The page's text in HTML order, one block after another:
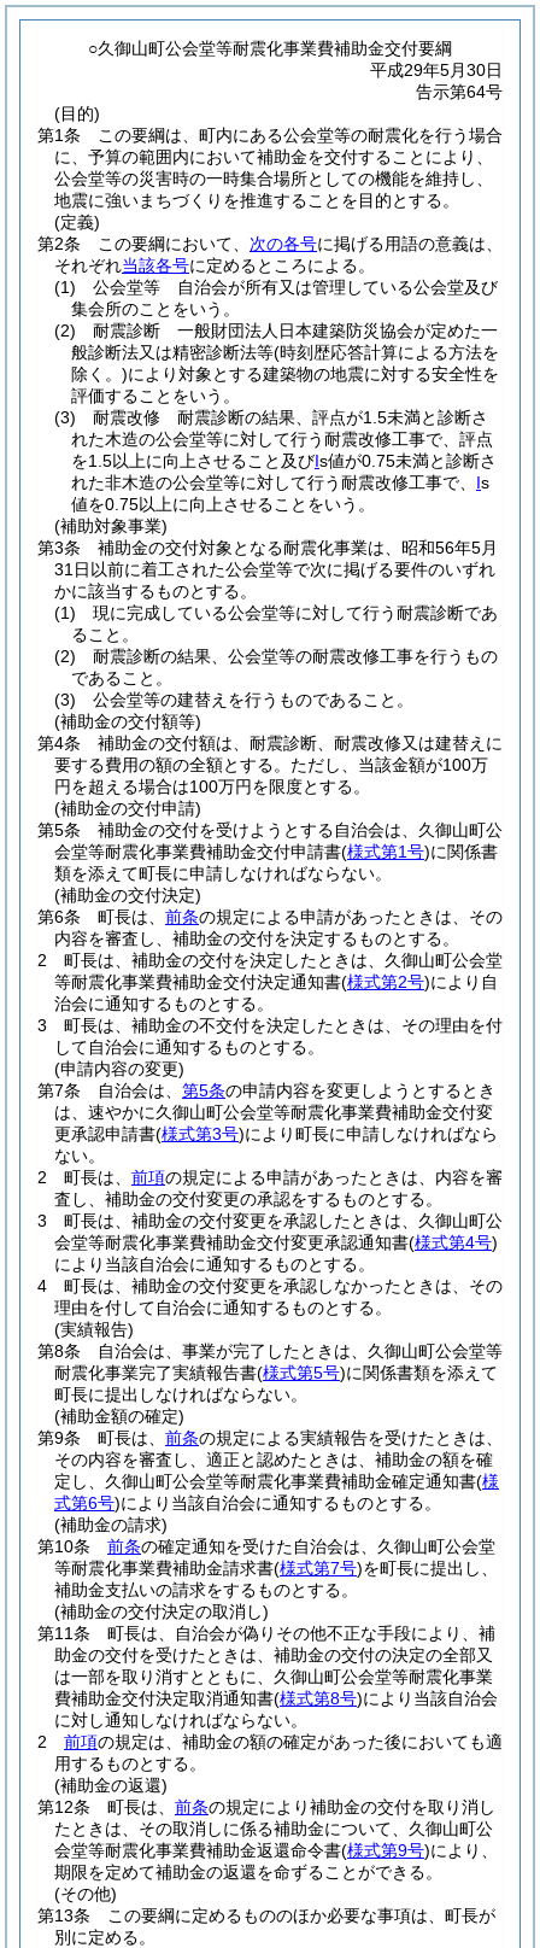
○久御山町公会堂等耐震化事業費補助金交付要綱
平成29年5月30日
告示第64号
(目的)
第1条
この要綱は、町内にある公会堂等の耐震化を行う場合
に、予算の範囲内において補助金を交付することにより、
公会堂等の災害時の一時集合場所としての機能を維持し、
地震に強いまちづくりを推進することを目的とする。
(定義)
第2条
この要綱において、 次の各号に掲げる用語の意義は、
それぞれ当該各号に定めるところによる。
(1)
公会堂等 自治会が所有又は管理している公会堂及び
集会所のことをいう。
(2)
耐震診断 一般財団法人日本建築防災協会が定めた一
般診断法又は精密診断法等(時刻歴応答計算による方法を
除く。)により対象とする建築物の地震に対する安全性を
評価することをいう。
(3)
耐震改修 耐震診断の結果、評点が1.5未満と診断さ
れた木造の公会堂等に対して行う耐震改修工事で、評点
を1.5以上に向上させること及びIs値が0.75未満と診断さ
れた非木造の公会堂等に対して行う耐震改修工事で、 Is
値を0.75以上に向上させることをいう。
(補助対象事業)
第3条
補助金の交付対象となる耐震化事業は、昭和56年5月
31日以前に着工された公会堂等で次に掲げる要件のいずれ
かに該当するものとする。
(1)
現に完成している公会堂等に対して行う耐震診断であ
ること。
(2)
耐震診断の結果、公会堂等の耐震改修工事を行うもの
であること。
(3)
公会堂等の建替えを行うものであること。
(補助金の交付額等)
第4条
補助金の交付額は、耐震診断、耐震改修又は建替えに
要する費用の額の全額とする。 ただし、当該金額が100万
円を超える場合は100万円を限度とする。
(補助金の交付申請)
第5条
補助金の交付を受けようとする自治会は、久御山町公
会堂等耐震化事業費補助金交付申請書(様式第1号)に関係書
類を添えて町長に申請しなければならない。
(補助金の交付決定)
第6条
町長は、 前条の規定による申請があったときは、その
内容を審査し、補助金の交付を決定するものとする。
2
町長は、補助金の交付を決定したときは、久御山町公会堂
等耐震化事業費補助金交付決定通知書(様式第2号)により自
治会に通知するものとする。
3
町長は、補助金の不交付を決定したときは、その理由を付
して自治会に通知するものとする。
(申請内容の変更)
第7条
自治会は、 第5条の申請内容を変更しようとするとき
は、速やかに久御山町公会堂等耐震化事業費補助金交付変
更承認申請書(様式第3号)により町長に申請しなければなら
ない。
2
町長は、 前項の規定による申請があったときは、内容を審
査し、補助金の交付変更の承認をするものとする。
3
町長は、補助金の交付変更を承認したときは、久御山町公
会堂等耐震化事業費補助金交付変更承認通知書(様式第4号)
により当該自治会に通知するものとする。
4
町長は、補助金の交付変更を承認しなかったときは、その
理由を付して自治会に通知するものとする。
(実績報告)
第8条
自治会は、事業が完了したときは、久御山町公会堂等
耐震化事業完了実績報告書(様式第5号)に関係書類を添えて
町長に提出しなければならない。
(補助金額の確定)
第9条
町長は、 前条の規定による実績報告を受けたときは、
その内容を審査し、適正と認めたときは、補助金の額を確
定し、久御山町公会堂等耐震化事業費補助金確定通知書(様
式第6号)により当該自治会に通知するものとする。
(補助金の請求)
第10条
前条の確定通知を受けた自治会は、久御山町公会堂
等耐震化事業費補助金請求書(様式第7号)を町長に提出し、
補助金支払いの請求をするものとする。
(補助金の交付決定の取消し)
第11条
町長は、自治会が偽りその他不正な手段により、補
助金の交付を受けたときは、補助金の交付の決定の全部又
は一部を取り消すとともに、久御山町公会堂等耐震化事業
費補助金交付決定取消通知書(様式第8号)により当該自治会
に対し通知しなければならない。
2
前項の規定は、補助金の額の確定があった後においても適
用するものとする。
(補助金の返還)
第12条
町長は、 前条の規定により補助金の交付を取り消し
たときは、その取消しに係る補助金について、久御山町公
会堂等耐震化事業費補助金返還命令書(様式第9号)により、
期限を定めて補助金の返還を命ずることができる。
(その他)
第13条
この要綱に定めるもののほか必要な事項は、町長が
別に定める。